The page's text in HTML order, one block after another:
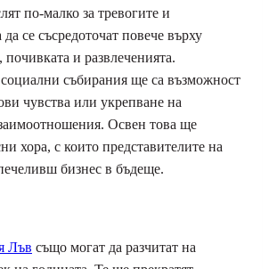
по-малко за тревогите и
се съсредоточат повече върху
почивката и развлеченията.
събирания ще са възможност
чувства или укрепване на
Освен това ще
хора, с които представителите на
бизнес в бъдеще.
Лъв също могат да разчитат на